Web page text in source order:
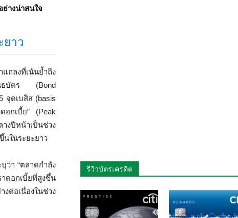
ย่างน่าสนใจ
าว
ถลงที่เน้นย้ำถึง
นธบัตร (Bond
จุดเบสิส (basis
อกเบี้ย” (Peak
งปีหน้าเป็นช่วง
ในระยะยาว
ว่า “ตลาดกำลัง
ดอกเบี้ยที่สูงขึ้น
ต่อเนื่องในช่วง
รีวิวบัตรเครดิต